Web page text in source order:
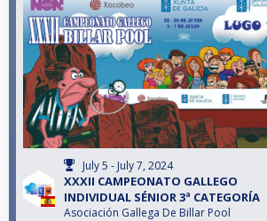
July 5 - July 7, 2024
XXXII CAMPEONATO GALLEGO
INDIVIDUAL SÉNIOR 3ª CATEGORÍA
Asociación Gallega De Billar Pool